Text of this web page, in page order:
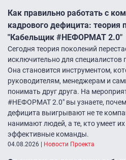
Как правильно работать с
кадрового дефицита: теория
"Кабельщик #НЕФОРМАТ 2.0"
Сегодня теория поколений
исключительно для
Она становится инструментом,
руководителям, менеджерам и
понимать друг друга. На
#НЕФОРМАТ 2.0" вы узнаете,
дефицита выигрывают не те
нанимают людей, а те, кто умеет
эффективные команды.
04.08.2026 Новости Проекта